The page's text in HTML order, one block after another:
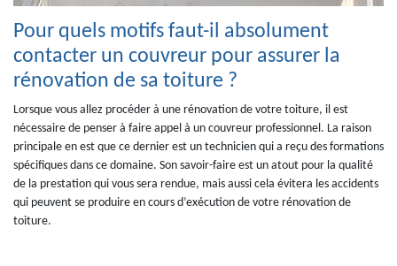
Pour quels motifs faut-il absolument
contacter un couvreur pour assurer la
rénovation de sa toiture ?
Lorsque vous allez procéder à une rénovation de votre toiture, il est
nécessaire de penser à faire appel à un couvreur professionnel. La raison
principale en est que ce dernier est un technicien qui a reçu des formations
spécifiques dans ce domaine. Son savoir-faire est un atout pour la qualité
de la prestation qui vous sera rendue, mais aussi cela évitera les accidents
qui peuvent se produire en cours d’exécution de votre rénovation de
toiture.